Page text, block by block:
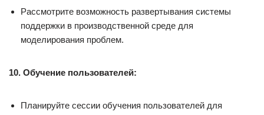
Рассмотрите возможность развертывания системы
поддержки в производственной среде для
моделирования проблем.
10. Обучение пользователей:
Планируйте сессии обучения пользователей для